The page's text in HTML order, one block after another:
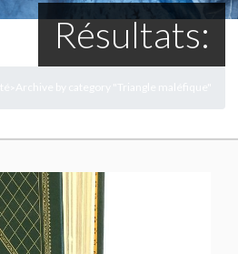
Résultats: